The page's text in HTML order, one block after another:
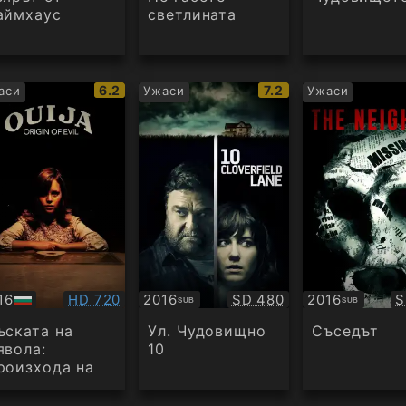
светлината
IMDb
рейтинг:
6.2
Качество:
HD 720
на
на
Ужаси
IMDb
рейтинг:
7.2
2016SUB
Субтитри Качество:
SD 480
Ул. Чудовищно
10
Ужаси
2016SUB
Субтитри
Съседът